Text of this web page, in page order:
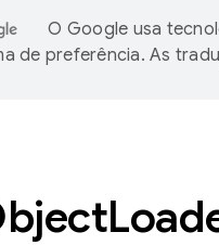
O Google usa
de preferência. As